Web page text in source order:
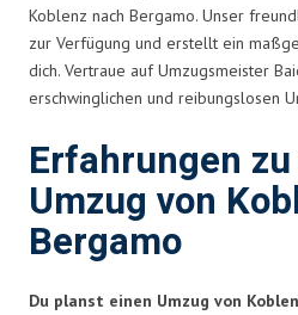
Koblenz nach Bergamo. Unser
zur Verfügung und erstellt ein
dich. Vertraue auf Umzugsmeister
erschwinglichen und reibungslosen
Erfahrungen
Umzug von
Bergamo
Du planst einen Umzug von